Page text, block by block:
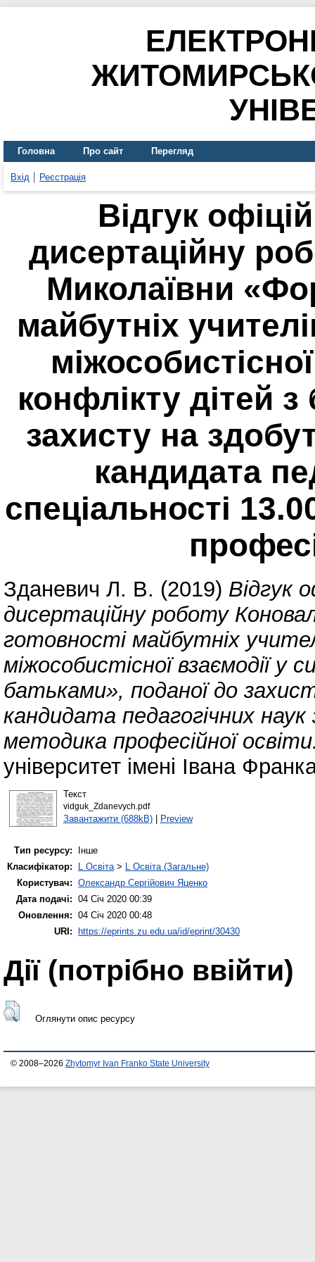
Головна Про сайт Перегляд
Вхід Реєстрація
Відгук
дисертаційну
Миколаївни
майбутніх
конфлікту дітей
захисту на
кандидата
спеціальності
Зданевич Л. В. (2019) Відгук
дисертаційну роботу
готовності майбутніх
міжособистісної взаємодії у
батьками», поданої до
кандидата педагогічних наук
методика професійної
університет імені Івана
Текст
vidguk_Zdanevych.pdf
Завантажити (688kB)| Preview
Тип ресурсу:
Інше
Класифікатор:
L Освіта> L Освіта (Загальне)
Користувач: Олександр Сергійович Яценко
Дата подачі: 04 Січ 2020 00:39
Оновлення: 04 Січ 2020 00:48
URI:
https://eprints.zu.edu.ua/id/eprint/30430
Дії ​​(потрібно ввійти)
Оглянути опис ресурсу
© 2008–2026 Zhytomyr Ivan Franko State University